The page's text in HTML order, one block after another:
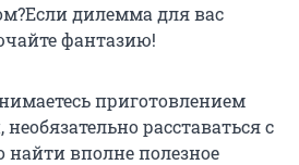
дилемма для вас
фантазию!
приготовлением
расставаться с
вполне полезное